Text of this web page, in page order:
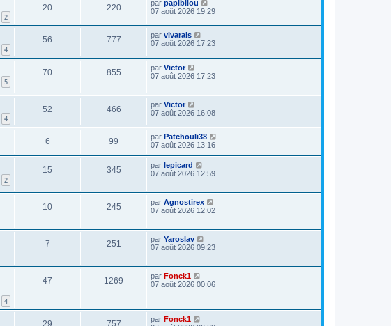
2
20 220 par papibilou
07 août 2026 19:29
4
56 777 par vivarais
07 août 2026 17:23
5
70 855 par Victor
07 août 2026 17:23
4
52 466 par Victor
07 août 2026 16:08
6 99 par Patchouli38
07 août 2026 13:16
2
15 345 par lepicard
07 août 2026 12:59
10 245 par Agnostirex
07 août 2026 12:02
7 251 par Yaroslav
07 août 2026 09:23
4
47 1269 par Fonck1
07 août 2026 00:06
29 757 par Fonck1